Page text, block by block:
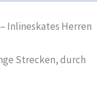
Inlineskates Herren
Strecken, durch